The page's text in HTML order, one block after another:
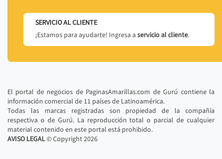
SERVICIO AL CLIENTE
¡Estamos para ayudarte! Ingresa a servicio al cliente.
El portal de negocios de PaginasAmarillas.com de Gurú contiene la
información comercial de 11 países de Latinoamérica.
Todas las marcas registradas son propiedad de la compañía
respectiva o de Gurú. La reproducción total o parcial de cualquier
material contenido en este portal está prohibido.
AVISO LEGAL© Copyright2026